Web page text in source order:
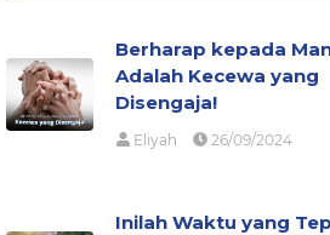
Berharap kepada
Adalah Kecewa yang
Disengaja!
Eliyah 26/09/2024
Inilah Waktu yang